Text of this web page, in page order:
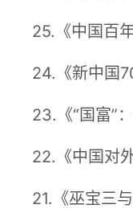
25.《中国百
24.《新中国
23.《“国富”
22.《中国对
21.《巫宝三